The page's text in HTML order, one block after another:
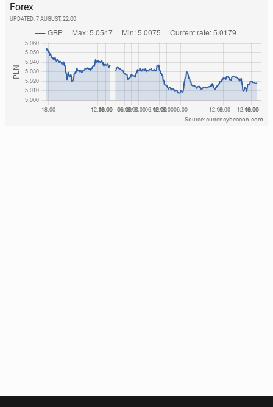
Forex
UPDATED: 7 AUGUST, 22:00
Source: currencybeacon.com